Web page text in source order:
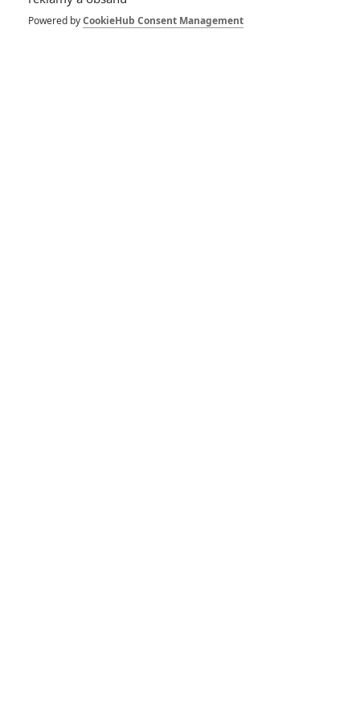
známé informace (proto by měly chybět zdroje), popřípadě že
se zná s Dannym Lernerem, synem producenta Aviho
Powered byCookieHub Consent Management